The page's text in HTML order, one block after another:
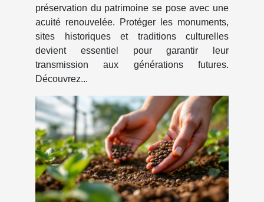
préservation du patrimoine se pose avec une
acuité renouvelée. Protéger les monuments,
sites historiques et traditions culturelles
devient essentiel pour garantir leur
transmission aux générations futures.
Découvrez...